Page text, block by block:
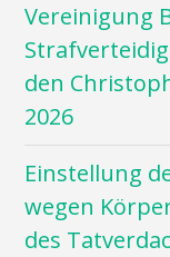
Vereinigung
den
2026
Einstellung
wegen
des